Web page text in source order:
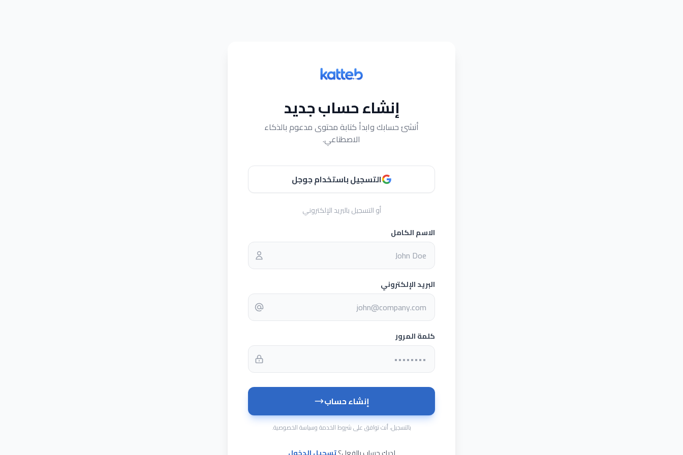
إنشاء حساب جديد
أنشئ حسابك وابدأ كتابة محتوى مدعوم بالذكاء
الاصطناعي.
التسجيل باستخدام جوجل
أو التسجيل بالبريد الإلكتروني
الاسم الكامل
البريد الإلكتروني
كلمة المرور
إنشاء حساب
بالتسجيل، أنت توافق على شروط الخدمة وسياسة الخصوصية.